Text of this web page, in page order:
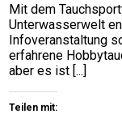
Mit dem
Unterwasserwelt
Infoveranstaltung
erfahrene
aber es ist
Teilen mit: